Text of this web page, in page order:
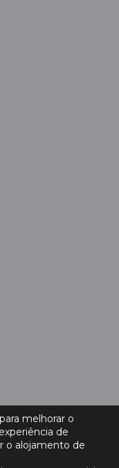
melhorar o
de
o alojamento de